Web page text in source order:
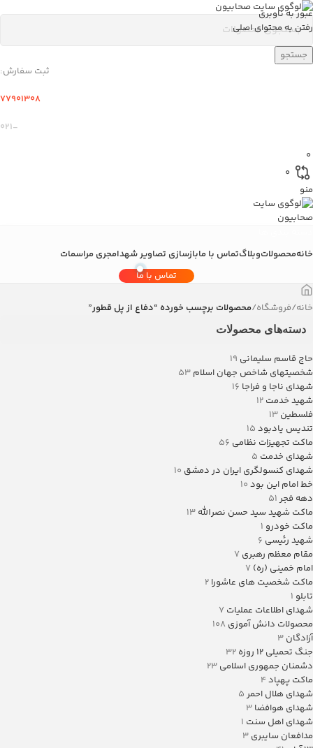
عبور به ناوبری
رفتن به محتوای اصلی
جستجو
ثبت سفارش:
77901308
-۰21
0
0
منو
خانهمحصولاتوبلاگتماس با مابازسازی تصاویر شهدامجری مراسمات
تماس با ما
خانه/فروشگاه/محصولات برچسب خورده “دفاع از پل قطور”
دسته‌های محصولات
حاج قاسم سلیمانی 19
شخصیتهای شاخص جهان اسلام 53
شهدای ناجا و فراجا 16
شهید خدمت 12
فلسطین 13
تندیس یادبود 15
ماکت تجهیزات نظامی 56
شهدای خدمت 5
شهدای کنسولگری ایران در دمشق 10
خط امام این بود 10
دهه فجر 51
ماکت شهید سید حسن نصرالله 13
ماکت خودرو 1
شهید رئیسی 6
مقام معظم رهبری 7
امام خمینی (ره) 7
ماکت شخصیت های عاشورا 2
تابلو 1
شهدای اطلاعات عملیات 7
محصولات دانش آموزی 108
آزادگان 3
جنگ تحمیلی 12 روزه
32
دشمنان جمهوری اسلامی 23
ماکت پهپاد4
شهدای هلال احمر 5
شهدای هوافضا 3
شهدای اهل سنت 1
مدافعان سایبری 3